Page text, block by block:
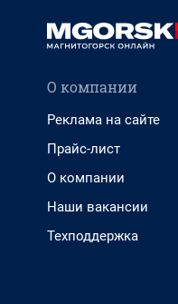
О компании
Реклама на сайте
Прайс-лист
О компании
Наши вакансии
Техподдержка